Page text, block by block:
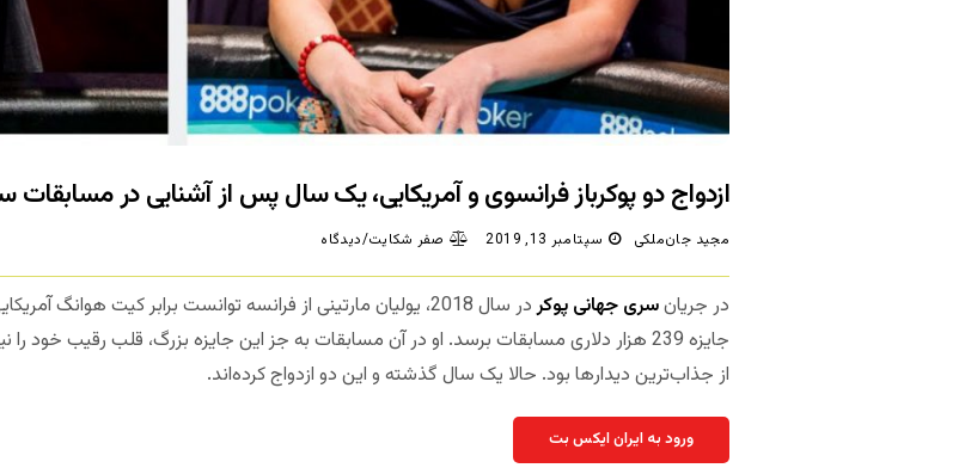
ازدواج دو پوکرباز فرانسوی و آمریکایی، یک سال پس از آشنایی در
مجید جان‌ملکی سپتامبر 13, 2019 صفر شکایت/دیدگاه
در جریانسری جهانی پوکر
در سال 2018، یولیان مارتینی از فرانسه توانست برابر کیت
جایزه 239 هزار دلاری مسابقات برسد. او در آن مسابقات به جز این جایزه بزرگ، قلب رقیب
از جذاب‌ترین دیدارها بود. حالا یک سال گذشته و این دو ازدواج کرده‌اند.
ورود به ایران ایکس بت